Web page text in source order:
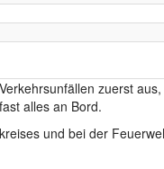
zuerst
alles an Bord.
und bei der